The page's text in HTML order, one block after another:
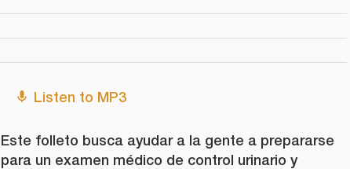
Listen to MP3
Este folleto busca ayudar a la gente a prepararse
para un examen médico de control urinario y